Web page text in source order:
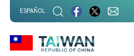
ESPAÑOL